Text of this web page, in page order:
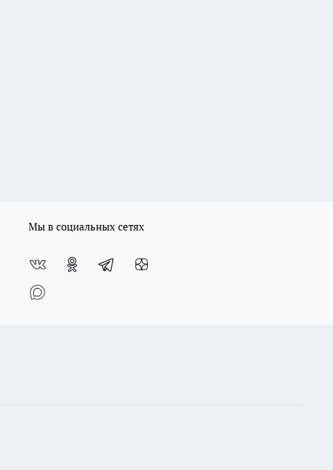
Мы в социальных сетях